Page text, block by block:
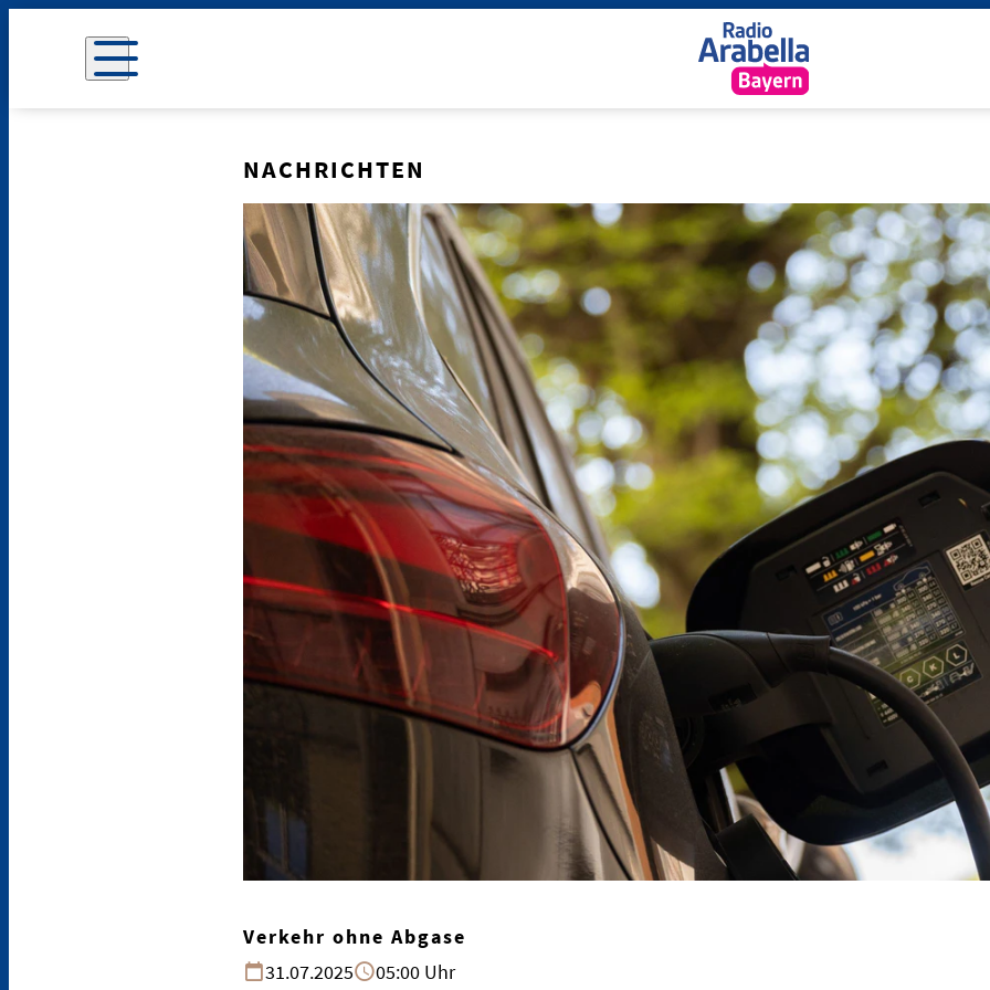
NACHRICHTEN
Verkehr ohne Abgase
31.07.2025
05:00 Uhr